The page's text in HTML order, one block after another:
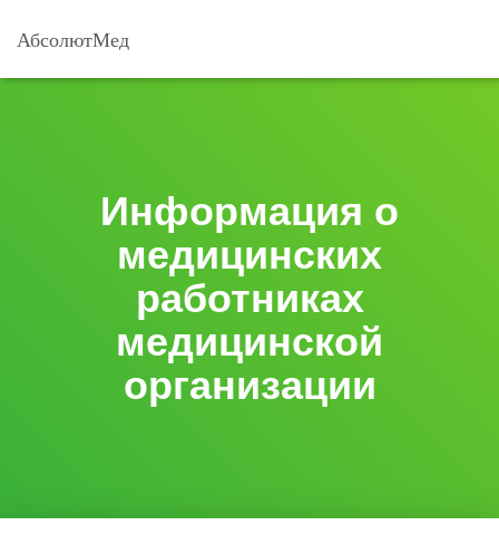
АбсолютМед
Информация о
медицинских
работниках
медицинской
организации